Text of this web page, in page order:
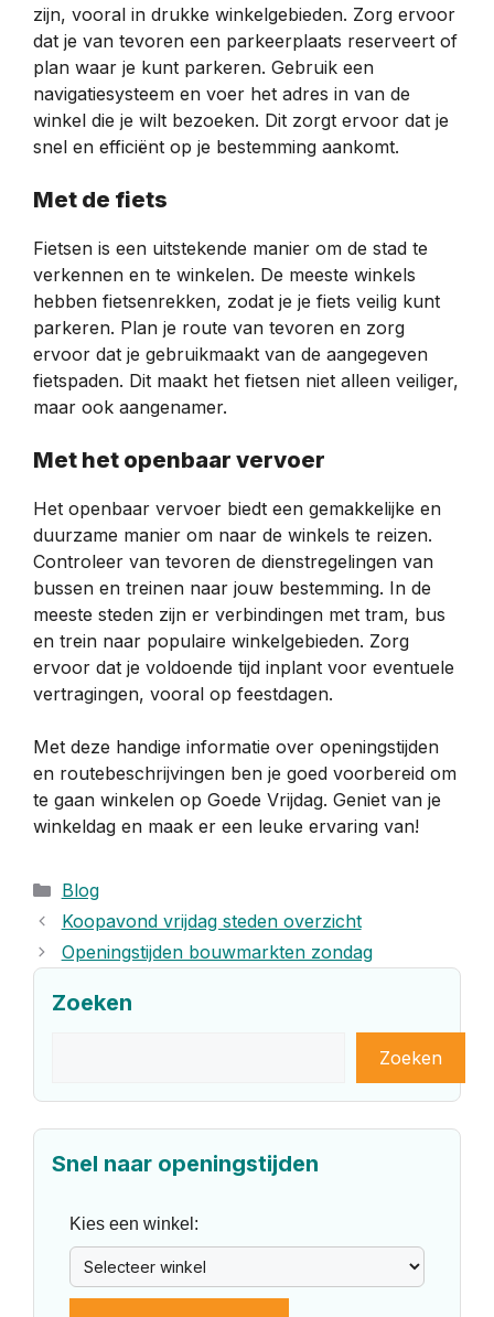
zijn, vooral in drukke winkelgebieden. Zorg ervoor
dat je van tevoren een parkeerplaats reserveert of
plan waar je kunt parkeren. Gebruik een
navigatiesysteem en voer het adres in van de
winkel die je wilt bezoeken. Dit zorgt ervoor dat je
snel en efficiënt op je bestemming aankomt.
Met de fiets
Fietsen is een uitstekende manier om de stad te
verkennen en te winkelen. De meeste winkels
hebben fietsenrekken, zodat je je fiets veilig kunt
parkeren. Plan je route van tevoren en zorg
ervoor dat je gebruikmaakt van de aangegeven
fietspaden. Dit maakt het fietsen niet alleen veiliger,
maar ook aangenamer.
Met het openbaar vervoer
Het openbaar vervoer biedt een gemakkelijke en
duurzame manier om naar de winkels te reizen.
Controleer van tevoren de dienstregelingen van
bussen en treinen naar jouw bestemming. In de
meeste steden zijn er verbindingen met tram, bus
en trein naar populaire winkelgebieden. Zorg
ervoor dat je voldoende tijd inplant voor eventuele
vertragingen, vooral op feestdagen.
Met deze handige informatie over openingstijden
en routebeschrijvingen ben je goed voorbereid om
te gaan winkelen op Goede Vrijdag. Geniet van je
winkeldag en maak er een leuke ervaring van!
Categorieën
Blog
Koopavond vrijdag steden overzicht
Openingstijden bouwmarkten zondag
Zoeken
Zoeken
Snel naar openingstijden
Kies een winkel: